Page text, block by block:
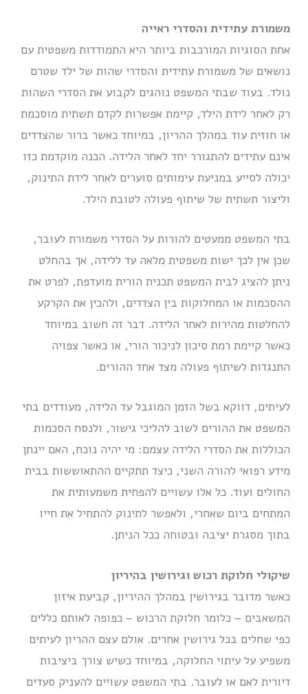
משמורת עתידית והסדרי ראייה
אחת הסוגיות המורכבות ביותר היא התמודדות משפטית עם
נושאים של משמורת עתידית והסדרי שהות של ילד שטרם
נולד. בעוד שבתי המשפט נוהגים לקבוע את הסדרי השהות
רק לאחר לידת הילד, קיימת אפשרות לקדם תשתית מוסכמת
או חוזית עוד במהלך ההריון, במיוחד כאשר ברור שהצדדים
אינם עתידים להתגורר יחד לאחר הלידה. הכנה מוקדמת כזו
יכולה לסייע במניעת עימותים סוערים לאחר לידת התינוק,
וליצור תשתית של שיתוף פעולה לטובת הילד.
בתי המשפט ממעטים להורות על הסדרי משמורת לעובר,
שכן אין לכך ישות משפטית מלאה עד ללידה, אך בהחלט
ניתן להציג לבית המשפט תכנית הורית מועדפת, לפרט את
ההסכמות או המחלוקות בין הצדדים, ולהכין את הקרקע
להחלטות מהירות לאחר הלידה. דבר זה חשוב במיוחד
כאשר קיימת רמת סיכון לניכור הורי, או כאשר צפויה
התנגדות לשיתוף פעולה מצד אחד ההורים.
לעיתים, דווקא בשל הזמן המוגבל עד הלידה, מעודדים בתי
המשפט את ההורים לשוב להליכי גישור, ולנסח הסכמות
הכוללות את הסדרי הלידה עצמם: מי יהיה נוכח, האם יינתן
מידע רפואי להורה השני, כיצד תתקיים ההתאוששות בבית
החולים ועוד. כל אלו עשויים להפחית משמעותית את
המתחים ביום שאחרי, ולאפשר לתינוק להתחיל את חייו
בתוך מסגרת יציבה ובטוחה ככל הניתן.
שיקולי חלוקת רכוש וגירושין בהיריון
כאשר מדובר בגירושין במהלך ההיריון, קביעת איזון
המשאבים – כלומר חלוקת הרכוש – כפופה לאותם כללים
כפי שחלים בכל גירושין אחרים. אולם עצם ההריון לעיתים
משפיע על עיתוי החלוקה, במיוחד כשיש צורך ביציבות
דיורית לאם או לעובר. בתי המשפט עשויים להעניק סעדים